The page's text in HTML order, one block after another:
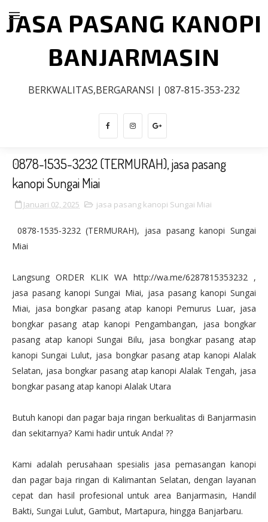
JASA PASANG KANOPI
BANJARMASIN
BERKWALITAS,BERGARANSI | 087-815-353-232
0878-1535-3232 (TERMURAH), jasa pasang
kanopi Sungai Miai
Januari 02, 2025 jasa pasang kanopi Sungai Miai
0878-1535-3232 (TERMURAH), jasa pasang kanopi Sungai
Miai
Langsung ORDER KLIK WA http://wa.me/6287815353232 ,
jasa pasang kanopi Sungai Miai, jasa pasang kanopi Sungai
Miai, jasa bongkar pasang atap kanopi Pemurus Luar, jasa
bongkar pasang atap kanopi Pengambangan, jasa bongkar
pasang atap kanopi Sungai Bilu, jasa bongkar pasang atap
kanopi Sungai Lulut, jasa bongkar pasang atap kanopi Alalak
Selatan, jasa bongkar pasang atap kanopi Alalak Tengah, jasa
bongkar pasang atap kanopi Alalak Utara
Butuh kanopi dan pagar baja ringan berkualitas di Banjarmasin
dan sekitarnya? Kami hadir untuk Anda! ??
Kami adalah perusahaan spesialis jasa pemasangan kanopi
dan pagar baja ringan di Kalimantan Selatan, dengan layanan
cepat dan hasil profesional untuk area Banjarmasin, Handil
Bakti, Sungai Lulut, Gambut, Martapura, hingga Banjarbaru.